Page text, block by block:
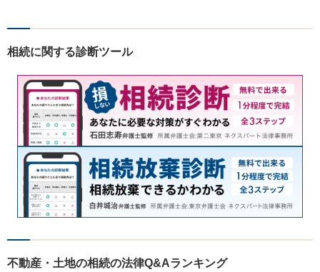
す。
相続に関する診断ツール
不動産・土地の相続の法律Q&Aランキング